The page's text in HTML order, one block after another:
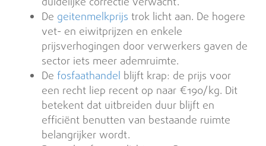
De geitenmelkprijs trok licht aan. De hogere
vet- en eiwitprijzen en enkele
prijsverhogingen door verwerkers gaven de
sector iets meer ademruimte.
De fosfaathandel blijft krap: de prijs voor
een recht liep recent op naar €190/kg. Dit
betekent dat uitbreiden duur blijft en
efficiënt benutten van bestaande ruimte
belangrijker wordt.